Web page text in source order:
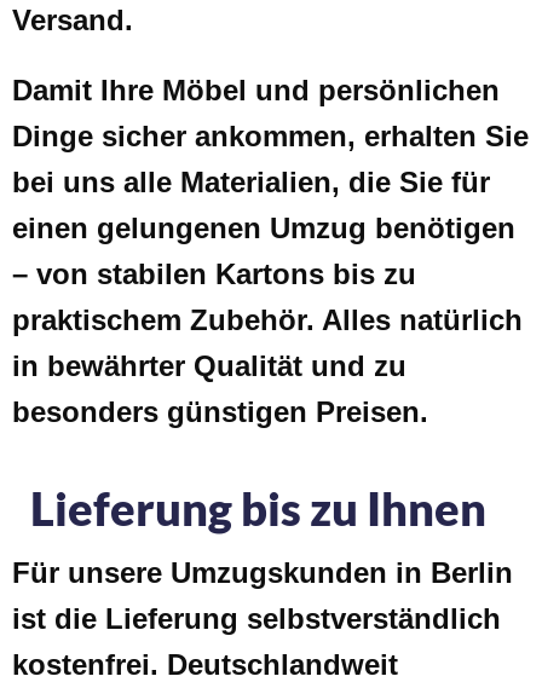
Versand.
Damit Ihre Möbel und persönlichen
Dinge sicher ankommen, erhalten Sie
bei uns alle Materialien, die Sie für
einen gelungenen Umzug benötigen
– von stabilen Kartons bis zu
praktischem Zubehör. Alles natürlich
in bewährter Qualität und zu
besonders günstigen Preisen.
Lieferung bis zu Ihnen
Für unsere Umzugskunden in Berlin
ist die Lieferung selbstverständlich
kostenfrei. Deutschlandweit